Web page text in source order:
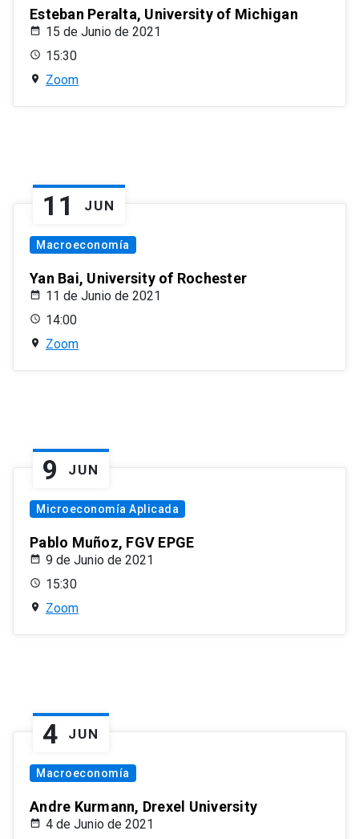
Esteban Peralta, University of Michigan
15 de Junio de 2021
15:30
Zoom
11 JUN
Macroeconomía
Yan Bai, University of Rochester
11 de Junio de 2021
14:00
Zoom
9 JUN
Microeconomía Aplicada
Pablo Muñoz, FGV EPGE
9 de Junio de 2021
15:30
Zoom
4 JUN
Macroeconomía
Andre Kurmann, Drexel University
4 de Junio de 2021